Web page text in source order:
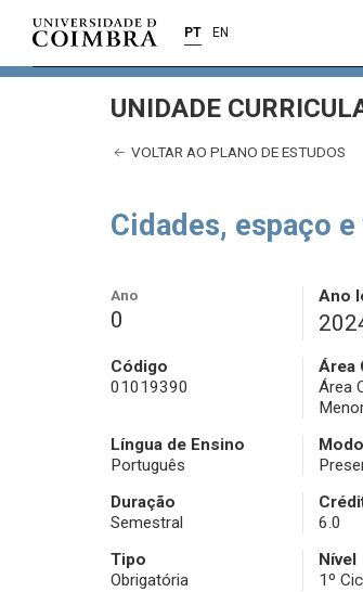
PT EN
UNIDADE
VOLTAR AO PLANO DE ESTUDOS
Cidades, espaço
Ano
0
Ano
Código
01019390
Área
Área
Língua de Ensino
Português
Duração
Semestral
6.0
Tipo
Obrigatória
Nível
1º